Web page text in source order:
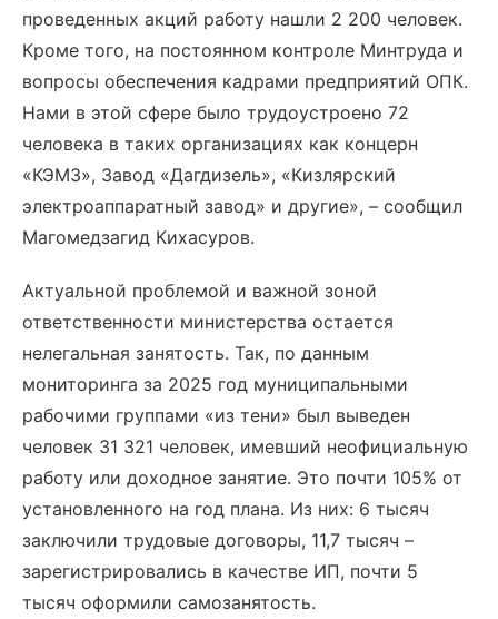
проведенных акций работу нашли 2 200 человек.
Кроме того, на постоянном контроле Минтруда и
вопросы обеспечения кадрами предприятий ОПК.
Нами в этой сфере было трудоустроено 72
человека в таких организациях как концерн
«КЭМЗ», Завод «Дагдизель», «Кизлярский
электроаппаратный завод» и другие», – сообщил
Магомедзагид Кихасуров.
Актуальной проблемой и важной зоной
ответственности министерства остается
нелегальная занятость. Так, по данным
мониторинга за 2025 год муниципальными
рабочими группами «из тени» был выведен
человек 31 321 человек, имевший неофициальную
работу или доходное занятие. Это почти 105% от
установленного на год плана. Из них: 6 тысяч
заключили трудовые договоры, 11,7 тысяч –
зарегистрировались в качестве ИП, почти 5
тысяч оформили самозанятость.